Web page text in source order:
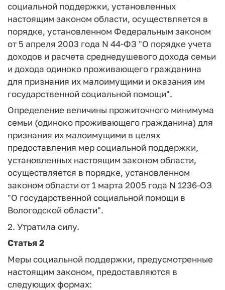
социальной поддержки, установленных
настоящим законом области, осуществляется в
порядке, установленном Федеральным законом
от 5 апреля 2003 года N 44-ФЗ "О порядке учета
доходов и расчета среднедушевого дохода семьи
и дохода одиноко проживающего гражданина
для признания их малоимущими и оказания им
государственной социальной помощи".
Определение величины прожиточного минимума
семьи (одиноко проживающего гражданина) для
признания их малоимущими в целях
предоставления мер социальной поддержки,
установленных настоящим законом области,
осуществляется в порядке, установленном
законом области от 1 марта 2005 года N 1236-ОЗ
"О государственной социальной помощи в
Вологодской области".
2. Утратила силу.
Статья 2
Меры социальной поддержки, предусмотренные
настоящим законом, предоставляются в
следующих формах: